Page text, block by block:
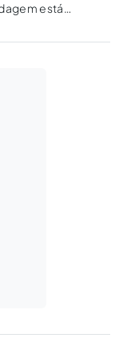
está
Combinando os